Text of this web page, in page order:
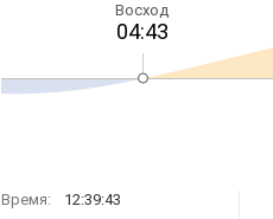
Восход
04:43
Время:
12:39:44